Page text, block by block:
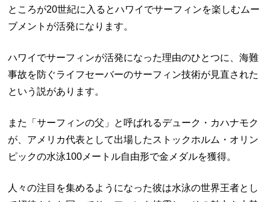
ところが20世紀に入るとハワイでサーフィンを楽しむムー
ブメントが活発になります。
ハワイでサーフィンが活発になった理由のひとつに、海難
事故を防ぐライフセーバーのサーフィン技術が見直された
という説があります。
また「サーフィンの父」と呼ばれるデューク・カハナモク
が、アメリカ代表として出場したストックホルム・オリン
ピックの水泳100メートル自由形で金メダルを獲得。
人々の注目を集めるようになった彼は水泳の世界王者とし